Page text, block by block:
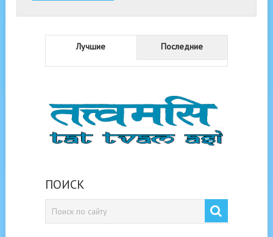
Лучшие Последние
ПОИСК